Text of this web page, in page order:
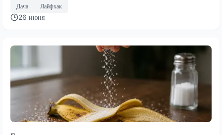
Дача Лайфхак
26 июня